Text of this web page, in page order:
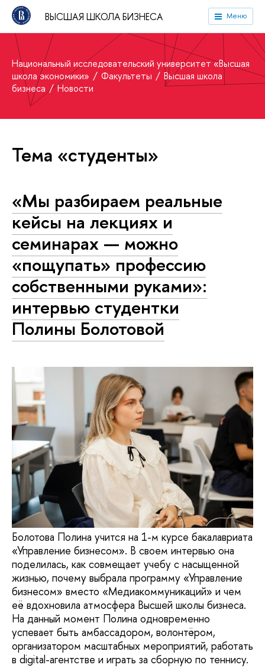
ВЫСШАЯ ШКОЛА БИЗНЕСА Меню
Национальный исследовательский университет «Высшая
школа экономики»
Факультеты
Высшая школа
бизнеса
Новости
Тема «студенты»
«Мы разбираем реальные
кейсы на лекциях и
семинарах — можно
«пощупать» профессию
собственными руками»:
интервью студентки
Полины Болотовой
Болотова Полина учится на 1-м курсе бакалавриата
«Управление бизнесом». В своем интервью она
поделилась, как совмещает учебу с насыщенной
жизнью, почему выбрала программу «Управление
бизнесом» вместо «Медиакоммуникаций» и чем
её вдохновила атмосфера Высшей школы бизнеса.
На данный момент Полина одновременно
успевает быть амбассадором, волонтёром,
организатором масштабных мероприятий, работать
в digital-агентстве и играть за сборную по теннису.